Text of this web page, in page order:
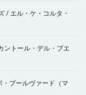
/ エル・ケ・コルタ・
ントール・デル・プエ
・ブールヴァード（マ